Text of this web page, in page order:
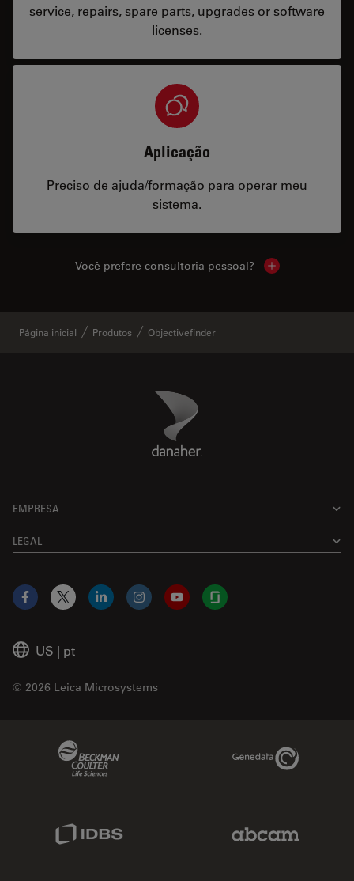
service, repairs, spare parts, upgrades or software
licenses.
Aplicação
Preciso de ajuda/formação para operar meu
sistema.
Você prefere consultoria pessoal? Show local
Página inicial Produtos Objectivefinder
Danaher Logo
EMPRESA
LEGAL
US | pt
© 2026 Leica Microsystems
Facebook
X LinkedInInstagramYouTubeGlassdoor
Genedata Link